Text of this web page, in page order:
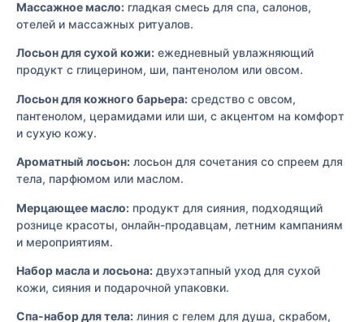
Массажное масло: гладкая смесь для спа, салонов,
отелей и массажных ритуалов.
Лосьон для сухой кожи: ежедневный увлажняющий
продукт с глицерином, ши, пантенолом или овсом.
Лосьон для кожного барьера: средство с овсом,
пантенолом, церамидами или ши, с акцентом на комфорт
и сухую кожу.
Ароматный лосьон: лосьон для сочетания со спреем для
тела, парфюмом или маслом.
Мерцающее масло: продукт для сияния, подходящий
рознице красоты, онлайн-продавцам, летним кампаниям
и мероприятиям.
Набор масла и лосьона: двухэтапный уход для сухой
кожи, сияния и подарочной упаковки.
Спа-набор для тела: линия с гелем для душа, скрабом,